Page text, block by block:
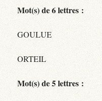
Mot(s) de 6 lettres :
GOULUE
ORTEIL
Mot(s) de 5 lettres :